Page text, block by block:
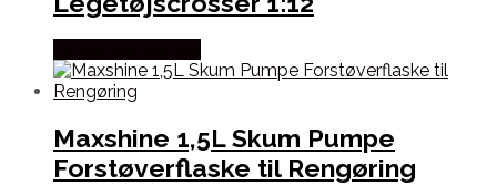
Maxshine 1,5L Skum Pumpe
Forstøverflaske til Rengøring